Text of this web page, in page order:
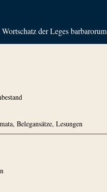
der Leges barbarorum
Belegansätze, Lesungen